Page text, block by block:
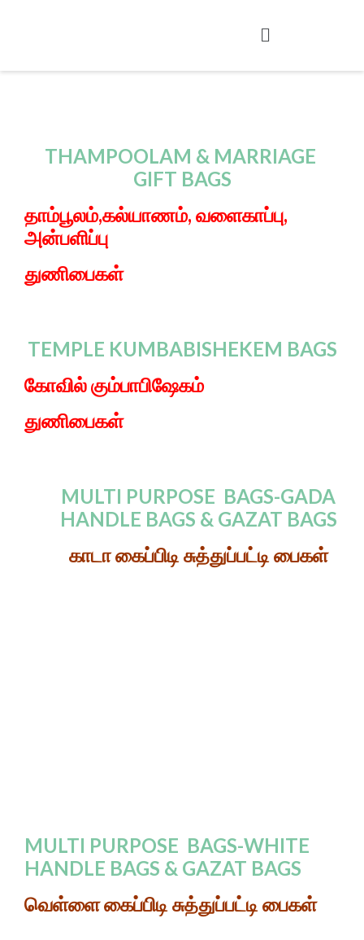
THAMPOOLAM & MARRIAGE
GIFT BAGS
தாம்பூலம்,கல்யாணம், வளைகாப்பு,
அன்பளிப்பு
துணிபைகள்
TEMPLE KUMBABISHEKEM BAGS
கோவில் கும்பாபிஷேகம்
துணிபைகள்
MULTI PURPOSE BAGS-GADA
HANDLE BAGS & GAZAT BAGS
காடா கைப்பிடி சுத்துப்பட்டி பைகள்
MULTI PURPOSE BAGS-WHITE
HANDLE BAGS & GAZAT BAGS
வெள்ளை கைப்பிடி சுத்துப்பட்டி பைகள்